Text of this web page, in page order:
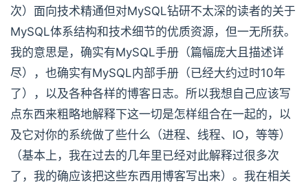
次）面向技术精通但对MySQL钻研不太深的读者的关于
MySQL体系结构和技术细节的优质资源，但一无所获。
我的意思是，确实有MySQL手册（篇幅庞大且描述详
尽），也确实有MySQL内部手册（已经大约过时10年
了），以及各种各样的博客日志。所以我想自己应该写
点东西来粗略地解释下这一切是怎样组合在一起的，以
及它对你的系统做了些什么（进程、线程、IO，等等）
（基本上，我在过去的几年里已经对此解释过很多次
了，我的确应该把这些东西用博客写出来）。我在相关